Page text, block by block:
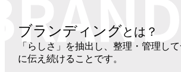
ブランディングとは？
「らしさ」を抽出し、整理・管理し
に伝え続けることです。